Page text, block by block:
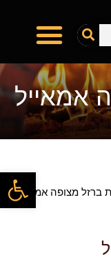
אמאייל
ברזל מצופה אמאייל